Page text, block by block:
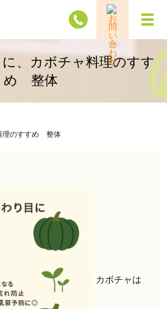
メ
、カボチャ料理のすす
め 整体
理のすすめ 整体
カボチャは